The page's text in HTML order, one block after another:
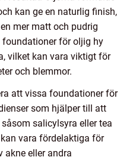
kan ge en naturlig finish,
mer matt och pudrig
för oljig hy
vilket kan vara viktigt för
och blemmor.
att vissa foundationer för
som hjälper till att
salicylsyra eller tea
vara fördelaktiga för
akne eller andra